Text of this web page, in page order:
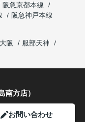
阪急京都本線
阪急神戸本線
阪
服部天神
方店）
お問い合わせ